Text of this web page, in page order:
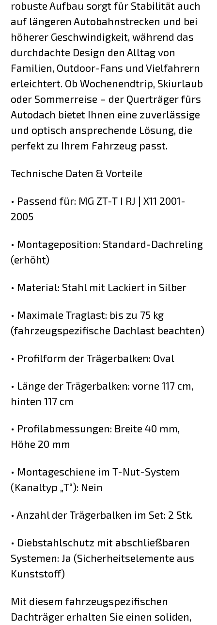
robuste Aufbau sorgt für Stabilität auch
auf längeren Autobahnstrecken und bei
höherer Geschwindigkeit, während das
durchdachte Design den Alltag von
Familien, Outdoor-Fans und Vielfahrern
erleichtert. Ob Wochenendtrip, Skiurlaub
oder Sommerreise – der Querträger fürs
Autodach bietet Ihnen eine zuverlässige
und optisch ansprechende Lösung, die
perfekt zu Ihrem Fahrzeug passt.
Technische Daten & Vorteile
• Passend für: MG ZT-T I RJ | X11 2001-
2005
• Montageposition: Standard-Dachreling
(erhöht)
• Material: Stahl mit Lackiert in Silber
• Maximale Traglast: bis zu 75 kg
(fahrzeugspezifische Dachlast beachten)
• Profilform der Trägerbalken: Oval
• Länge der Trägerbalken: vorne 117 cm,
hinten 117 cm
• Profilabmessungen: Breite 40 mm,
Höhe 20 mm
• Montageschiene im T-Nut-System
(Kanaltyp „T“): Nein
• Anzahl der Trägerbalken im Set: 2 Stk.
• Diebstahlschutz mit abschließbaren
Systemen: Ja (Sicherheitselemente aus
Kunststoff)
Mit diesem fahrzeugspezifischen
Dachträger erhalten Sie einen soliden,